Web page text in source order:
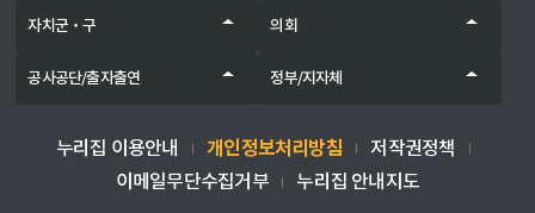
자치군‧구 의회
공사공단/출자출연 정부/지자체
누리집 이용안내 개인정보처리방침
저작권정책
이메일무단수집거부
누리집 안내지도